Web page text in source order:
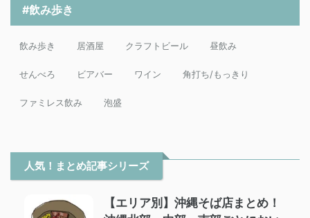
#飲み歩き
飲み歩き 居酒屋 クラフトビール 昼飲み
せんべろ ビアバー ワイン 角打ち/もっきり
ファミレス飲み 泡盛
人気！まとめ記事シリーズ
【エリア別】沖縄そば店まとめ！